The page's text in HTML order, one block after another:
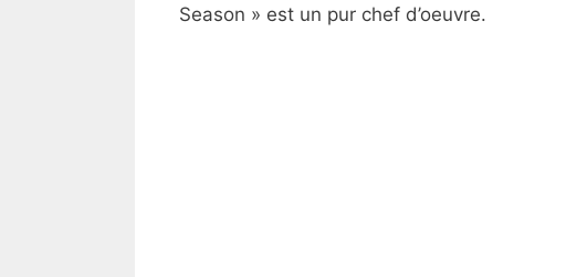
Season » est un pur chef d’oeuvre.